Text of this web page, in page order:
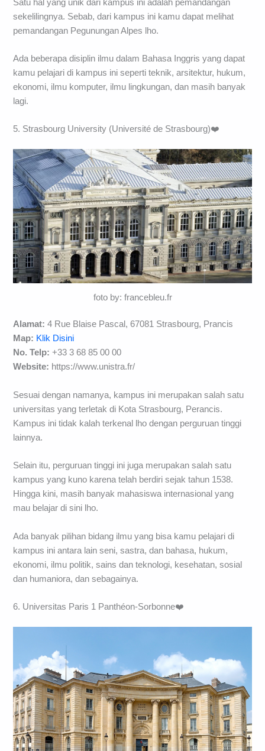
Satu hal yang unik dari kampus ini adalah pemandangan
sekelilingnya. Sebab, dari kampus ini kamu dapat melihat
pemandangan Pegunungan Alpes lho.
Ada beberapa disiplin ilmu dalam Bahasa Inggris yang dapat
kamu pelajari di kampus ini seperti teknik, arsitektur, hukum,
ekonomi, ilmu komputer, ilmu lingkungan, dan masih banyak
lagi.
5. Strasbourg University (Université de Strasbourg)❤️
foto by: francebleu.fr
Alamat:4 Rue Blaise Pascal, 67081 Strasbourg, Prancis
Map: Klik Disini
No. Telp:+33 3 68 85 00 00
Website: https://www.unistra.fr/
Sesuai dengan namanya, kampus ini merupakan salah satu
universitas yang terletak di Kota Strasbourg, Perancis.
Kampus ini tidak kalah terkenal lho dengan perguruan tinggi
lainnya.
Selain itu, perguruan tinggi ini juga merupakan salah satu
kampus yang kuno karena telah berdiri sejak tahun 1538.
Hingga kini, masih banyak mahasiswa internasional yang
mau belajar di sini lho.
Ada banyak pilihan bidang ilmu yang bisa kamu pelajari di
kampus ini antara lain seni, sastra, dan bahasa, hukum,
ekonomi, ilmu politik, sains dan teknologi, kesehatan, sosial
dan humaniora, dan sebagainya.
6. Universitas Paris 1 Panthéon-Sorbonne❤️